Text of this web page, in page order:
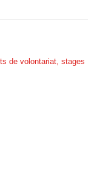
de volontariat, stages